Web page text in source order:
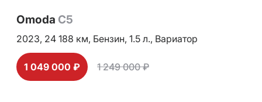
Omoda C5
2023, 24 188 км, Бензин, 1.5 л., Вариатор
1 049 000 ₽ 1 249 000 ₽